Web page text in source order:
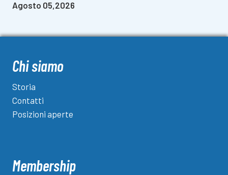
Agosto 05,2026
Chi siamo
Storia
Contatti
Posizioni aperte
Membership